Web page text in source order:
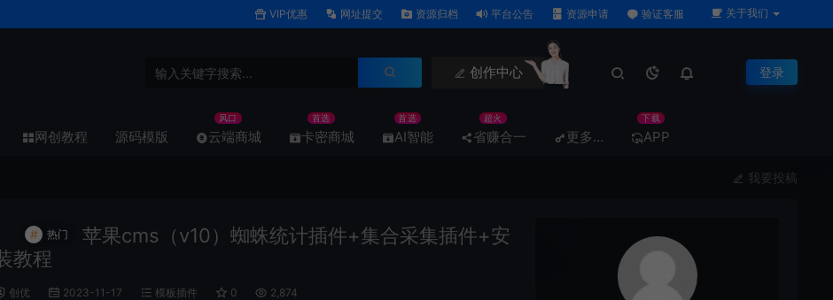
VIP优惠 网址提交 资源归档 平台公告 资源申请 验证客服 关于我们
创作中心 登录
网创教程 源码模版 云端商城
风口
卡密商城
首选
AI智能
首选
省赚合一
超火
更多… APP
下载
我要投稿
# 热门
苹果cms（v10）蜘蛛统计插件+集合采集插件+安
教程
创优 2023-11-17 模板插件 0 2,874